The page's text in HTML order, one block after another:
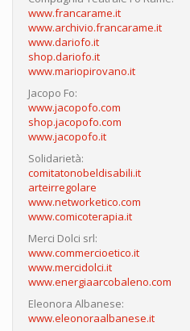
www.francarame.it
www.archivio.francarame.it
www.dariofo.it
shop.dariofo.it
www.mariopirovano.it
Jacopo Fo:
www.jacopofo.com
shop.jacopofo.com
www.jacopofo.it
Solidarietà:
comitatonobeldisabili.it
arteirregolare
www.networketico.com
www.comicoterapia.it
Merci Dolci srl:
www.commercioetico.it
www.mercidolci.it
www.energiaarcobaleno.com
Eleonora Albanese:
www.eleonoraalbanese.it